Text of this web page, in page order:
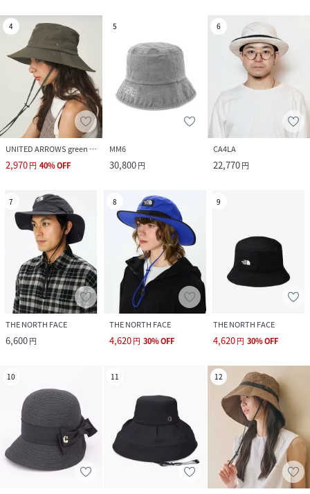
4
UNITED ARROWS green label relaxing
2,970円 40%OFF
5
MM6
30,800円
6
CA4LA
22,770円
7
THE NORTH FACE
6,600円
8
THE NORTH FACE
4,620円 30%OFF
9
THE NORTH FACE
4,620円 30%OFF
10 11 12